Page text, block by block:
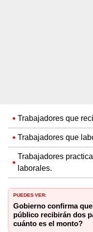
Trabajadores que
Trabajadores que
Trabajadores
laborales.
PUEDES VER:
Gobierno confirma
público recibirán dos
cuánto es el monto?